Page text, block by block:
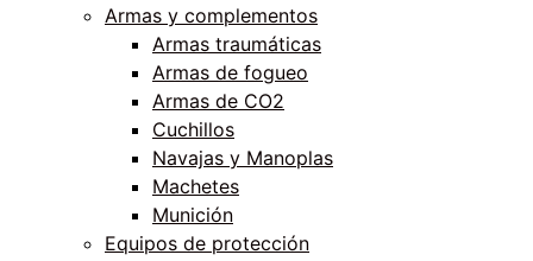
Armas y complementos
Armas traumáticas
Armas de fogueo
Armas de CO2
Cuchillos
Navajas y Manoplas
Machetes
Munición
Equipos de protección